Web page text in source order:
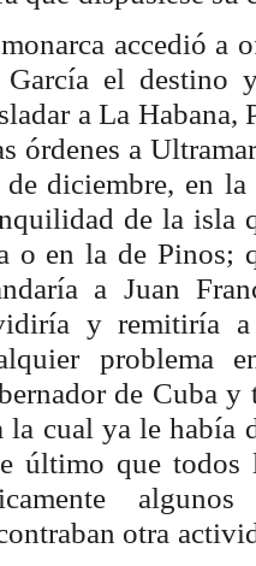
accedió a
García el destino
a La
órdenes a Ultramar
de diciembre, en
de la isla
o en la de Pinos;
a Juan
y remitiría a
problema
de Cuba y
la cual ya le había
último que todos
otra